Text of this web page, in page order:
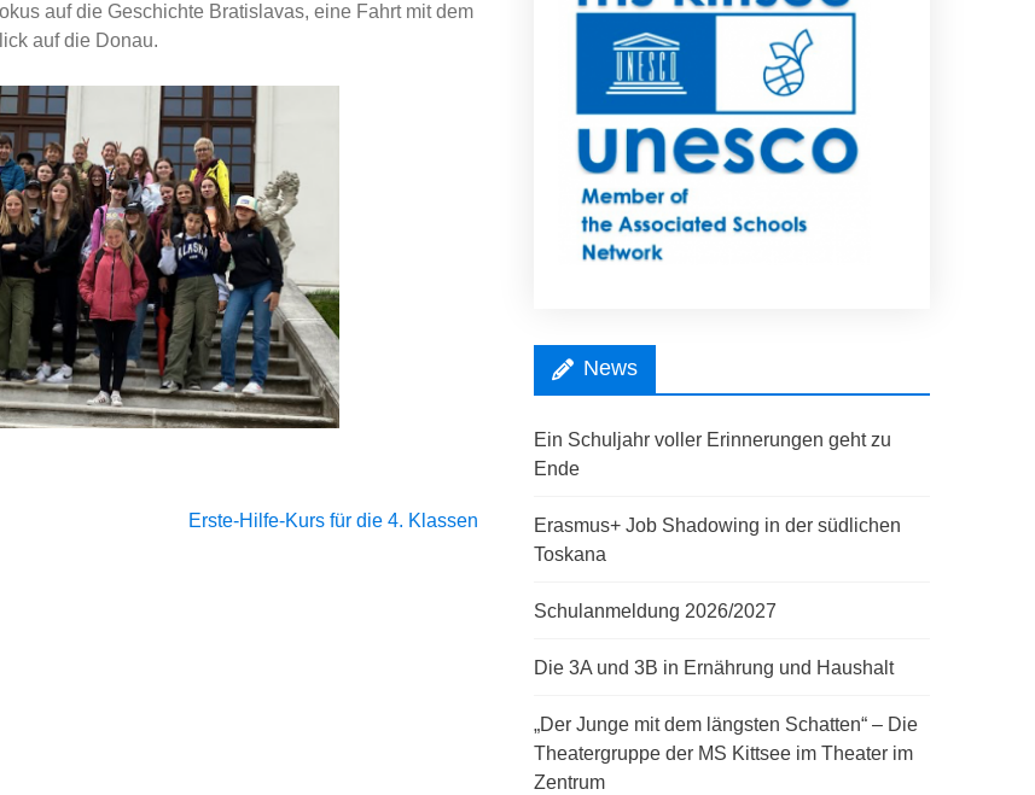
auf die Geschichte Bratislavas, eine Fahrt mit dem
auf die Donau.
Erste-Hilfe-Kurs für die 4. Klassen
News
Ein Schuljahr voller Erinnerungen geht zu
Ende
Erasmus+ Job Shadowing in der südlichen
Toskana
Schulanmeldung 2026/2027
Die 3A und 3B in Ernährung und Haushalt
„Der Junge mit dem längsten Schatten“ – Die
Theatergruppe der MS Kittsee im Theater im
Zentrum